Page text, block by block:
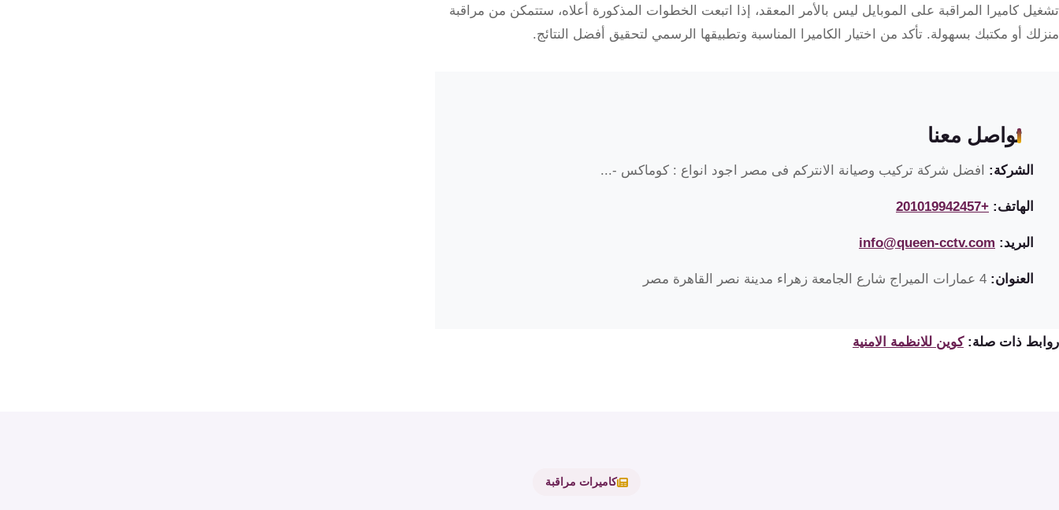
تشغيل كاميرا المراقبة على الموبايل ليس بالأمر المعقد، إذا اتبعت الخطوات المذكورة أعلاه، ستتمكن من مراقبة
منزلك أو مكتبك بسهولة. تأكد من اختيار الكاميرا المناسبة وتطبيقها الرسمي لتحقيق أفضل النتائج.
تواصل معنا
الشركة: افضل شركة تركيب وصيانة الانتركم فى مصر اجود انواع : كوماكس -...
الهاتف: +201019942457
البريد: info@queen-cctv.com
العنوان:
روابط ذات صلة: كوين للانظمة الامنية
كاميرات مراقبة